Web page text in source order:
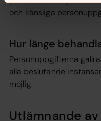
och känsliga
Hur länge
Personuppgifterna
alla beslutande
möjlig.
Utlämnande av